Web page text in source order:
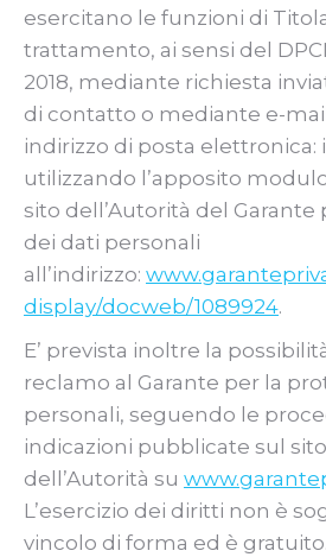
esercitano le funzioni di
trattamento, ai sensi del
2018, mediante richiesta
di contatto o mediante e-
indirizzo di posta elettronica:
utilizzando l’apposito
sito dell’Autorità del Garante
dei dati personali
all’indirizzo:
display/docweb/1089924.
E’ prevista inoltre la
reclamo al Garante per la
personali, seguendo le
indicazioni pubblicate sul
dell’Autorità su
L’esercizio dei diritti non è
vincolo di forma ed è gratuito.